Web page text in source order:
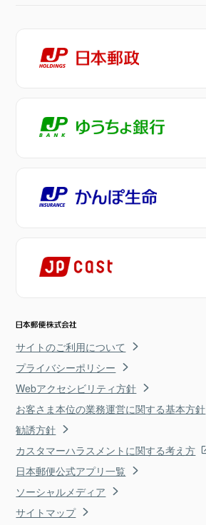
サイトのご利用について
プライバシーポリシー
Webアクセシビリティ方針
お客さま本位の業務運営に関する基本方針
勧誘方針
カスタマーハラスメントに関する考え方
日本郵便公式アプリ一覧
ソーシャルメディア
サイトマップ